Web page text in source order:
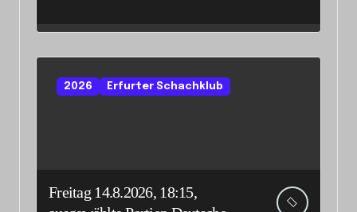
2026 Erfurter Schachklub
Freitag 14.8.2026, 18:15,